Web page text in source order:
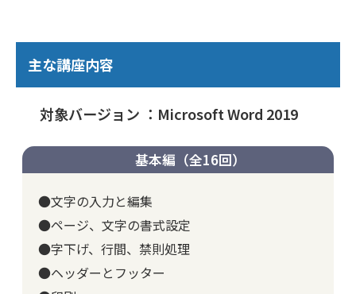
主な講座内容
対象バージョン ：Microsoft Word 2019
基本編（全16回）
●文字の入力と編集
●ページ、文字の書式設定
●字下げ、行間、禁則処理
●ヘッダーとフッター